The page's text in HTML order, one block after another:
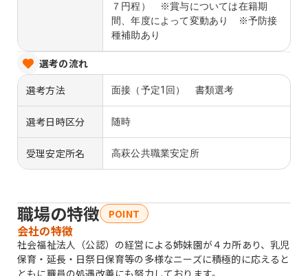
７円程） ※賞与については在籍期
間、年度によって変動あり ※予防接
種補助あり
選考の流れ
選考方法
面接（予定1回） 書類選考
選考日時区分 随時
受理安定所名 高萩公共職業安定所
職場の特徴 POINT
会社の特徴
社会福祉法人（公認）の経営による姉妹園が４カ所あり、乳児
保育・延長・日祭日保育等の多様なニーズに積極的に応えると